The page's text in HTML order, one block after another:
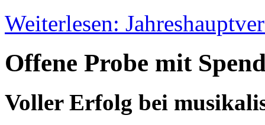
Weiterlesen:
Offene Probe mit
Voller Erfolg bei